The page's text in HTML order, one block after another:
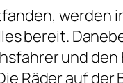
werden
bereit.
und
Räder auf der